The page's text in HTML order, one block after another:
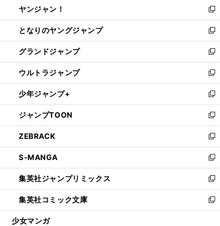
く
で
開
く
ィ
ン
ド
ウ
で
開
く
い
ウ
ィ
ン
ド
ウ
で
開
く
ヤンジャン！
新
し
い
ウ
ィ
ン
ド
ウ
で
開
く
となりのヤングジャンプ
新
し
い
ウ
ィ
ン
ド
ウ
で
開
く
グランドジャンプ
新
し
い
ウ
ィ
ン
ド
ウ
で
開
く
ウルトラジャンプ
新
し
い
ウ
ィ
ン
ド
ウ
で
開
く
少年ジャンプ+
新
し
い
ウ
ィ
ン
ド
ウ
で
開
く
ジャンプTOON
新
し
い
ウ
ィ
ン
ド
ウ
で
開
ZEBRACK
新
し
い
ウ
ィ
ン
ド
ウ
S-MANGA
新
し
い
ウ
ィ
ン
集英社ジャンプリミックス
新
し
い
ウ
集英社コミック文庫
新
し
少女マンガ